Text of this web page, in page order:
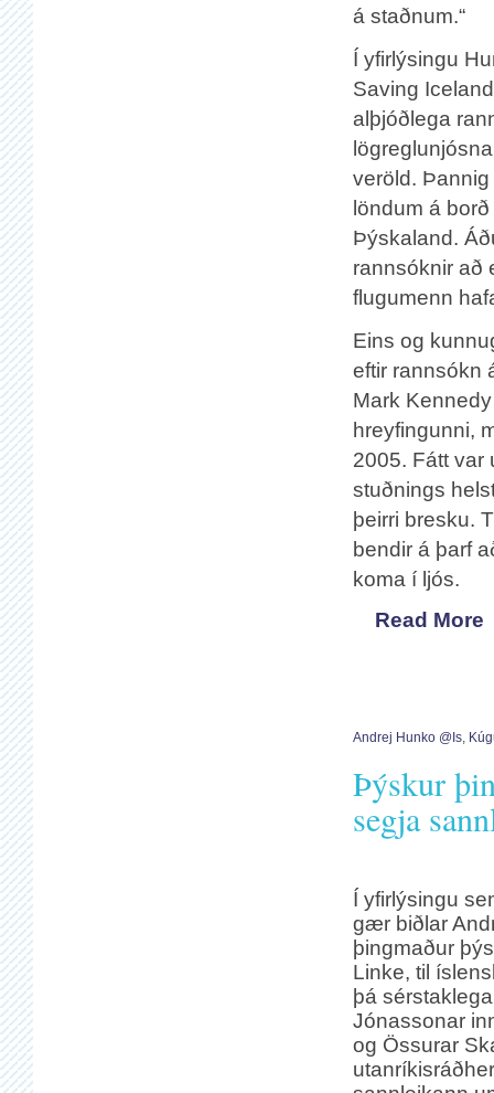
á staðnum.“
Í yfirlýsingu
Saving
alþjóðlega
veröld.
löndum á
Þýskaland.
rannsóknir að
flugumenn
Eins og
eftir rannsókn
Mark
hreyfingunni,
2005. Fátt var
stuðnings
þeirri bresku.
bendir á þarf
koma í ljós.
Read More
Andrej Hunko @is,
Þýskur
segja
Í yfirlýsingu
gær biðlar
þingmaður
Linke, til
þá
Jónassonar
og Össurar